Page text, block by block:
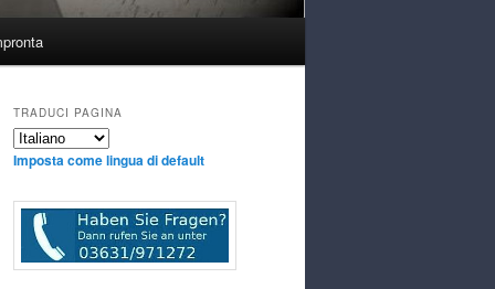
TRADUCI PAGINA
Imposta come lingua di default